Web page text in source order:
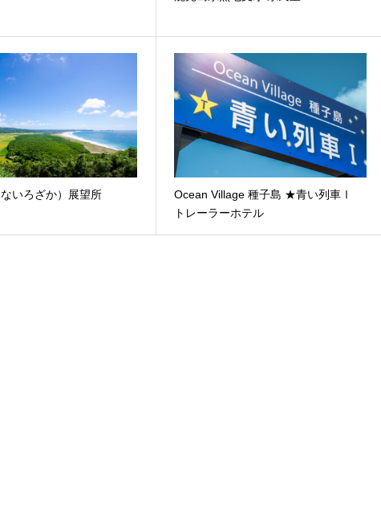
いろざか）展望所
Ocean Village 種子島 ★青い列車Ⅰ
トレーラーホテル